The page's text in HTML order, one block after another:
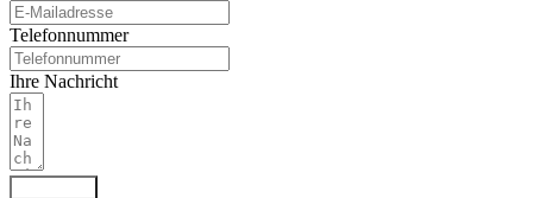
Telefonnummer
Ihre Nachricht